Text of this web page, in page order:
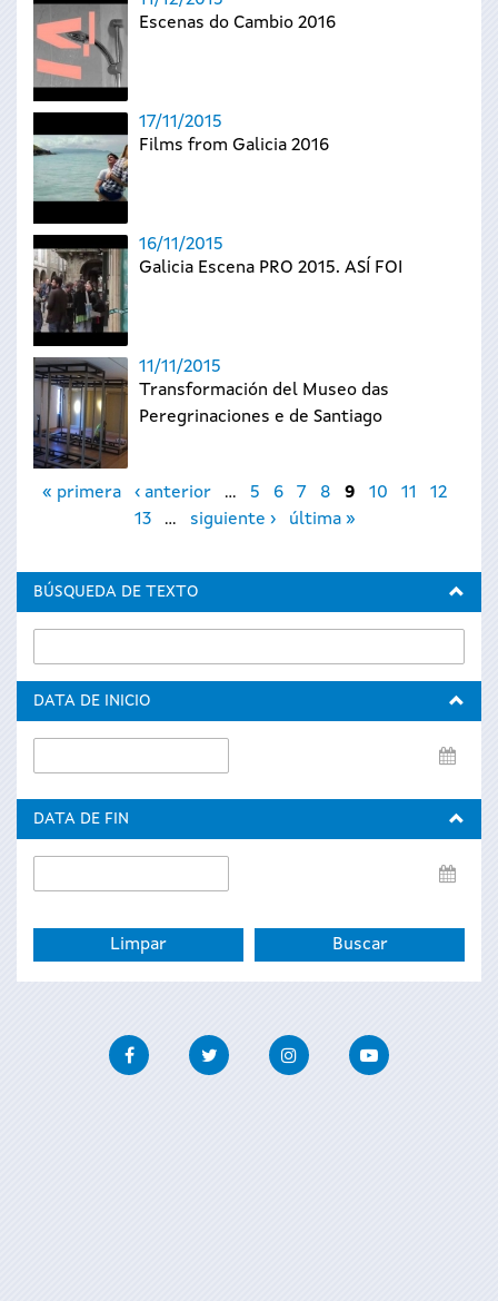
Escenas do Cambio 2016
17/11/2015
Films from Galicia 2016
16/11/2015
Galicia Escena PRO 2015. ASÍ FOI
11/11/2015
Transformación del Museo das
Peregrinaciones e de Santiago
Páginas
« primera ‹ anterior … 5 6 7 8 9 10 11
12
13
… siguiente › última »
BÚSQUEDA DE TEXTO
DATA DE INICIO
de
DATA DE FIN
de
FacebookTwitter InstagramYoutube